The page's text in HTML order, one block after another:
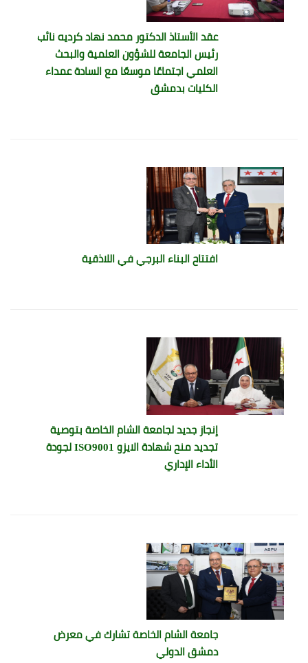
عقد الأستاذ الدكتور محمد نهاد كرديه نائب
رئيس الجامعة للشؤون العلمية والبحث
العلمي اجتماعًا موسعًا مع السادة عمداء
الكليات بدمشق
افتتاح البناء البرجي في اللاذقية
إنجاز جديد لجامعة الشام الخاصة بتوصية
تجديد منح شهادة الايزو ISO9001 لجودة
الأداء الإداري
جامعة الشام الخاصة تشارك في معرض
دمشق الدولي